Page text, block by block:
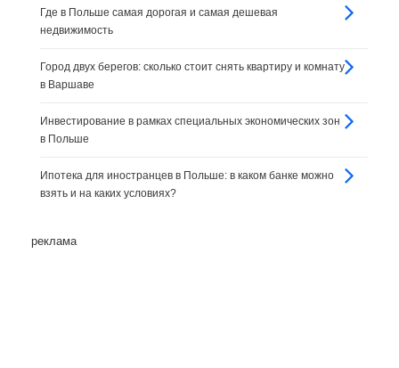
Где в Польше самая дорогая и самая дешевая
недвижимость
Город двух берегов: сколько стоит снять квартиру и комнату
в Варшаве
Инвестирование в рамках специальных экономических зон
в Польше
Ипотека для иностранцев в Польше: в каком банке можно
взять и на каких условиях?
реклама